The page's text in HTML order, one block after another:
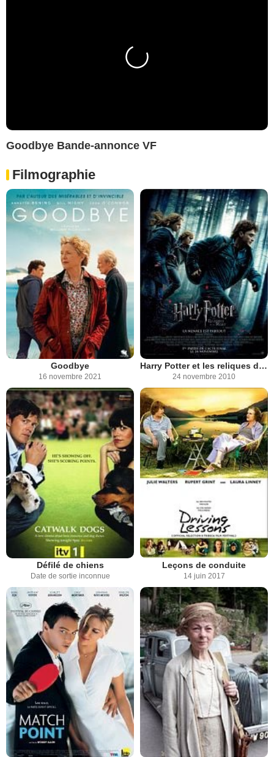
Goodbye Bande-annonce VF
Filmographie
Goodbye
16 novembre 2021
Harry Potter et les reliques de la mort - partie 1
24 novembre 2010
Défilé de chiens
Date de sortie inconnue
Leçons de conduite
14 juin 2017